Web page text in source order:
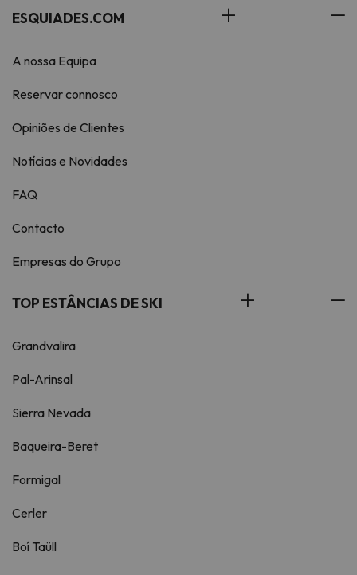
ESQUIADES.COM
A nossa Equipa
Reservar connosco
Opiniões de Clientes
Notícias e Novidades
FAQ
Contacto
Empresas do Grupo
TOP ESTÂNCIAS DE SKI
Grandvalira
Pal-Arinsal
Sierra Nevada
Baqueira-Beret
Formigal
Cerler
Boí Taüll